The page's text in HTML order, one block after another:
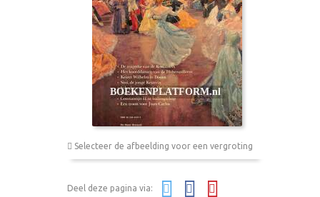
Selecteer de afbeelding voor een vergroting
Deel deze pagina via: